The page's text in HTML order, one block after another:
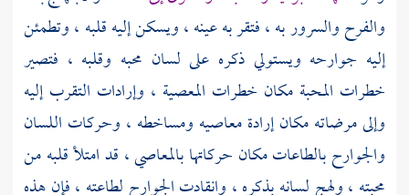
والفرح والسرور به ، فتقر به عينه ، ويسكن إليه قلبه ، وتطمئن
إليه جوارحه ويستولي ذكره على لسان محبه وقلبه ، فتصير
خطرات المحبة مكان خطرات المعصية ، وإرادات التقرب إليه
وإلى مرضاته مكان إرادة معاصيه ومساخطه ، وحركات اللسان
والجوارح بالطاعات مكان حركاتها بالمعاصي ، قد امتلأ قلبه من
محبته ، ولهج لسانه بذكره ، وانقادت الجوارح لطاعته ، فإن هذه